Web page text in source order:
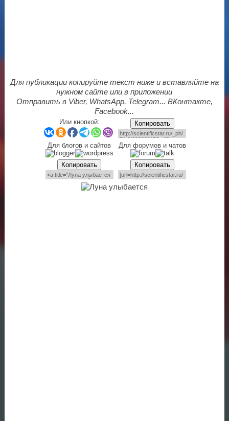
Для публикации копируйте текст ниже и вставляйте на
нужном сайте или в приложении
Отправить в Viber, WhatsApp, Telegram... ВКонтакте,
Facebook...
Или кнопкой: Копировать
Для блогов и сайтов Для форумов и чатов
Копировать Копировать